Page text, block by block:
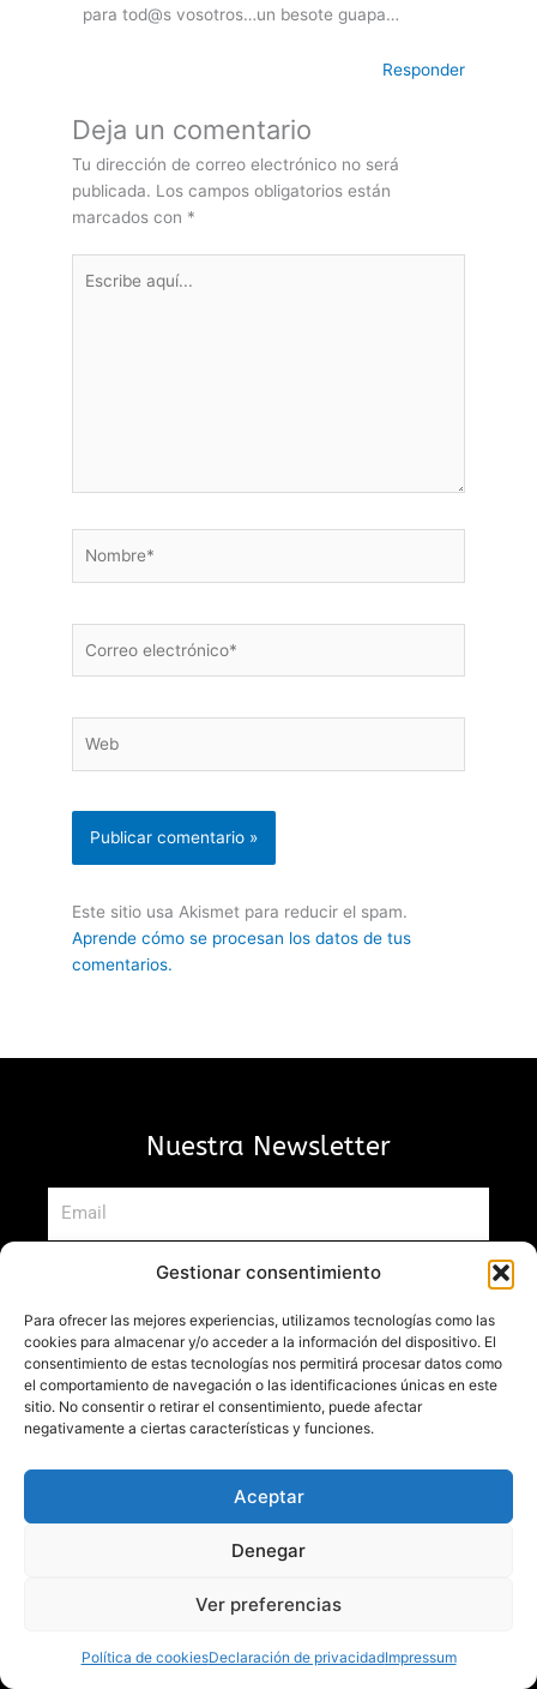
Gestionar consentimiento
Para ofrecer las mejores experiencias, utilizamos tecnologías como las
cookies para almacenar y/o acceder a la información del dispositivo. El
consentimiento de estas tecnologías nos permitirá procesar datos como
el comportamiento de navegación o las identificaciones únicas en este
sitio. No consentir o retirar el consentimiento, puede afectar
negativamente a ciertas características y funciones.
Aceptar
Denegar
Ver preferencias
Política de cookiesDeclaración de privacidadImpressum
para tod@s vosotros…un besote guapa…
Responder
Deja un comentario
Tu dirección de correo electrónico no será
publicada. Los campos obligatorios están
marcados con *
aquí...
electrónico*
Este sitio usa Akismet para reducir el spam.
Aprende cómo se procesan los datos de tus
comentarios.
Nuestra Newsletter
Sus datos serán tratados por Mis recetas preferidas. en calidad de
Gestionar el envío de comunicaciones comerciales, y
suscribirse nuestra Newsletter acerca de novedades de juegos, torneos,
eventos y actividades que pudieran resultar de su interés, por cualquier
las preferencias de usuario.
prestado por Usted, para el envío de comunicaciones comerciales, y